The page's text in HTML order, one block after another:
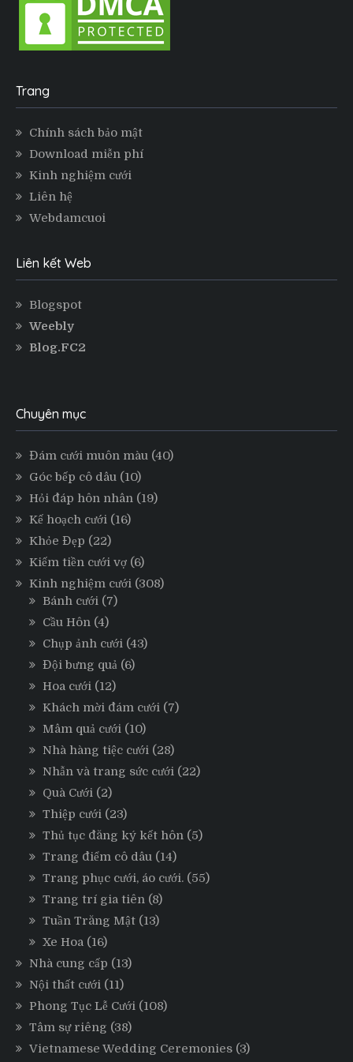
Trang
Chính sách bảo mật
Download miễn phí
Kinh nghiệm cưới
Liên hệ
Webdamcuoi
Liên kết Web
Blogspot
Weebly
Blog.FC2
Chuyên mục
Đám cưới muôn màu (40)
Góc bếp cô dâu (10)
Hỏi đáp hôn nhân (19)
Kế hoạch cưới (16)
Khỏe Đẹp (22)
Kiếm tiền cưới vợ (6)
Kinh nghiệm cưới (308)
Bánh cưới (7)
Cầu Hôn (4)
Chụp ảnh cưới (43)
Đội bưng quả (6)
Hoa cưới (12)
Khách mời đám cưới (7)
Mâm quả cưới (10)
Nhà hàng tiệc cưới (28)
Nhẫn và trang sức cưới (22)
Quà Cưới (2)
Thiệp cưới (23)
Thủ tục đăng ký kết hôn (5)
Trang điểm cô dâu (14)
Trang phục cưới, áo cưới. (55)
Trang trí gia tiên (8)
Tuần Trăng Mật (13)
Xe Hoa (16)
Nhà cung cấp (13)
Nội thất cưới (11)
Phong Tục Lễ Cưới (108)
Tâm sự riêng (38)
Vietnamese Wedding Ceremonies (3)